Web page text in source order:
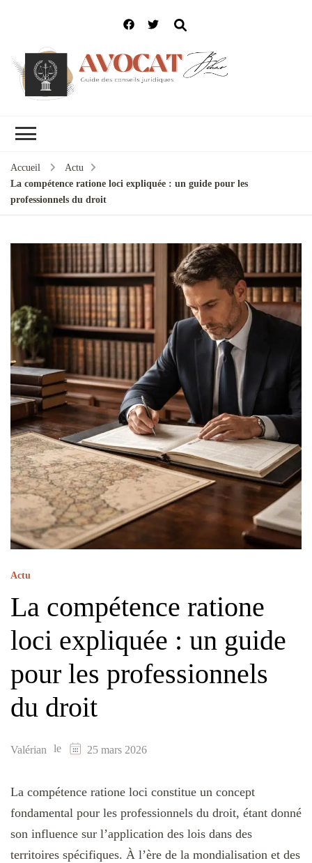
Accueil
Actu
La compétence ratione loci expliquée : un guide pour les
professionnels du droit
Actu
La compétence ratione
loci expliquée : un guide
pour les professionnels
du droit
Valérian le 25 mars 2026
La compétence ratione loci constitue un concept
fondamental pour les professionnels du droit, étant donné
son influence sur l’application des lois dans des
territoires spécifiques. À l’ère de la mondialisation et des